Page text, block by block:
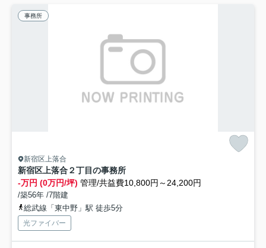
事務所
新宿区上落合
新宿区上落合２丁目の事務所
-万円 (0万円/坪) 管理/共益費10,800円～24,200円
/築56年 /7階建
総武線「東中野」駅 徒歩5分
光ファイバー